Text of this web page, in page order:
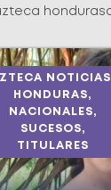
honduras
NOTICIAS
HONDURAS,
NACIONALES,
SUCESOS,
TITULARES